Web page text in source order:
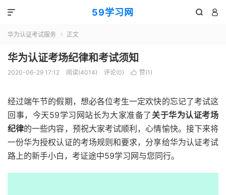
59学习网  

华为认证考试服务  正文
华为认证考场纪律和考试须知
2020-06-29 17:12 阅读(4014) 评论(0)  赞(1 )
经过端午节的假期，想必各位考生一定欢快的忘记了考试这
回事，今天59学习网站长为大家准备了 关于华为认证考场
纪律的一些内容，预祝大家考试顺利，心情愉快。接下来将
一份华为授权认证的考场规则和要求，分享给华为认证考试
路上的新手小白，考证途中59学习网与您同行。